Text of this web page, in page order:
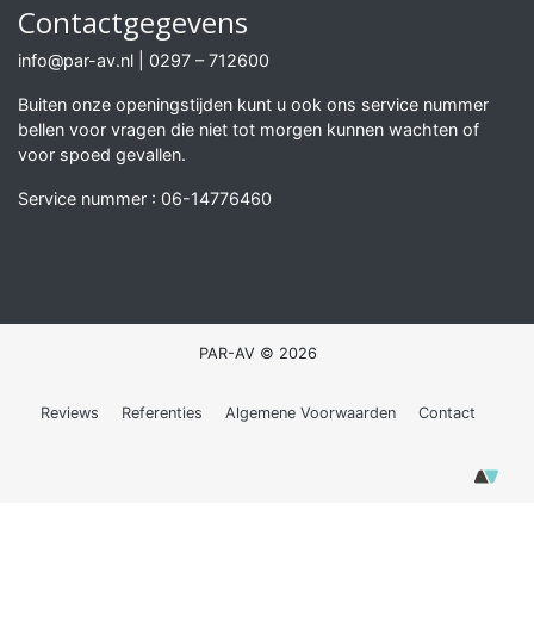
Contactgegevens
info@par-av.nl 0297 – 712600
Buiten onze openingstijden kunt u ook ons service nummer
bellen voor vragen die niet tot morgen kunnen wachten of
voor spoed gevallen.
Service nummer : 06-14776460
PAR-AV © 2026
Reviews Referenties Algemene Voorwaarden Contact